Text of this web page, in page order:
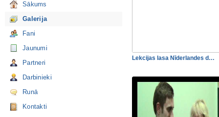
Sākums
Galerija
Fani
Jaunumi
Partneri
Darbinieki
Runā
Kontakti
Lekcijas lasa Nīderlandes d…